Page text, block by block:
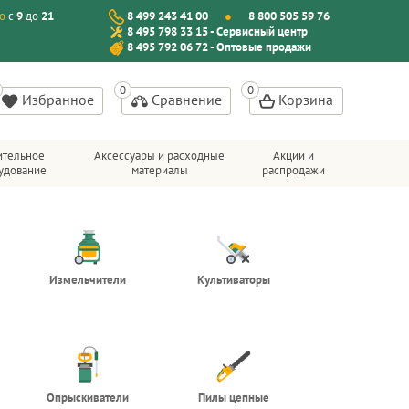
с9до 21 8 499 243 41 00
8 800 505 59 76
8 495 798 33 15 - Сервисный центр
8 495 792 06 72 - Оптовые продажи
Избранное Сравнение Корзина
Аксессуары и расходные
материалы
Акции и
распродажи
Измельчители Культиваторы
Опрыскиватели Пилы цепные